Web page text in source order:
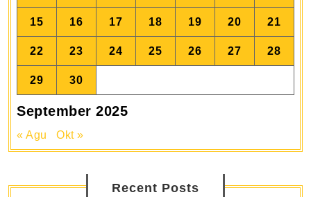
September 2025
15 16 17 18 19 20 21
22 23 24 25 26 27 28
29 30
« Agu Okt »
Recent Posts